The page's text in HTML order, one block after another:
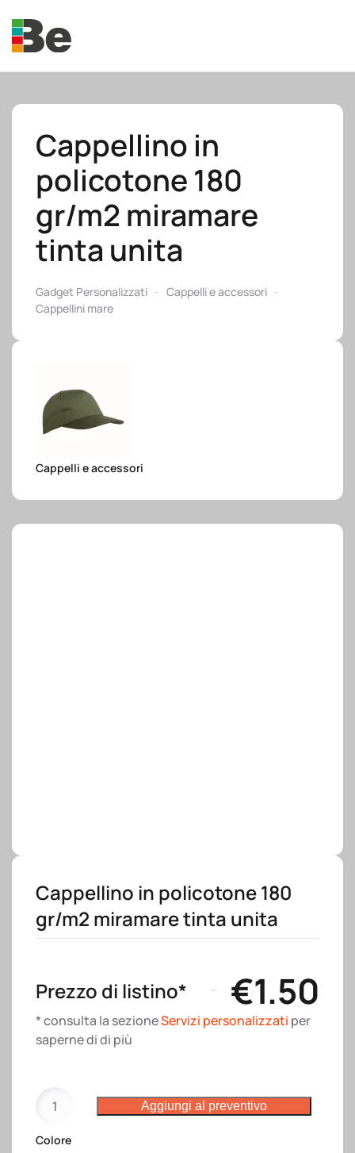
Skip to main content
Cappellino in
policotone 180
gr/m2 miramare
tinta unita
Gadget Personalizzati
Cappelli e accessori
Cappellini mare
Cappelli e accessori
Cappellino in policotone 180
gr/m2 miramare tinta unita
Prezzo di listino* €1.50
* consulta la sezioneServizi personalizzati per
saperne di di più
Cappellino
policotone
Aggiungi al preventivo
Colore